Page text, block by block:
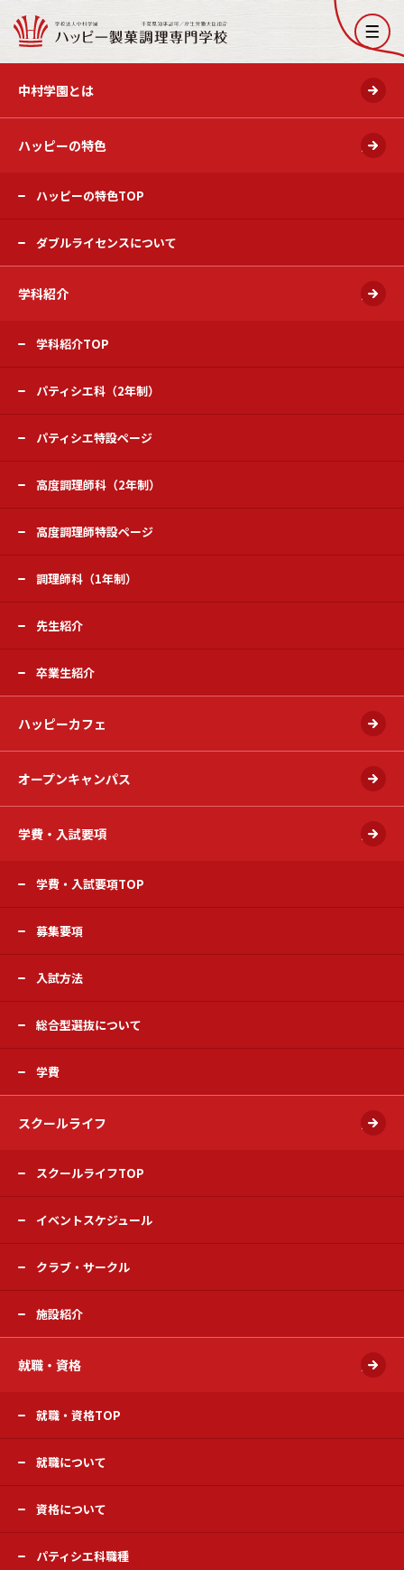
開く
中村学園とは
ハッピーの特色 開く
ハッピーの特色TOP
ダブルライセンスについて
学科紹介 開く
学科紹介TOP
パティシエ科（2年制）
パティシエ特設ページ
高度調理師科（2年制）
高度調理師特設ページ
調理師科（1年制）
先生紹介
卒業生紹介
ハッピーカフェ
オープンキャンパス
学費・入試要項 開く
学費・入試要項TOP
募集要項
入試方法
総合型選抜について
学費
スクールライフ 開く
スクールライフTOP
イベントスケジュール
クラブ・サークル
施設紹介
就職・資格 開く
就職・資格TOP
就職について
資格について
パティシエ科職種